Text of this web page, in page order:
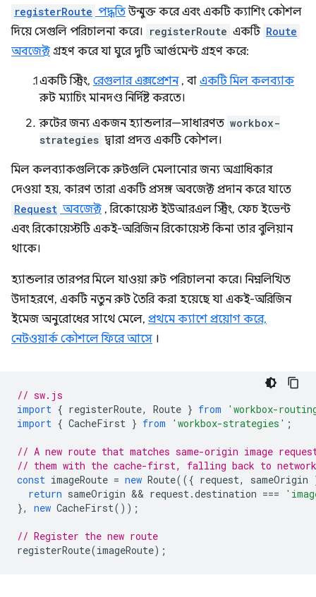
registerRoute পদ্ধতিউন্মুক্ত করে এবং একটি ক্যাশিং কৌশল
দিয়ে সেগুলি পরিচালনা করে। registerRoute একটি Route
অবজেক্ট গ্রহণ করে যা ঘুরে দুটি আর্গুমেন্ট গ্রহণ করে:
একটি স্ট্রিং, রেগুলার এক্সপ্রেশন, বা একটি মিল কলব্যাক
রুট ম্যাচিং মানদণ্ড নির্দিষ্ট করতে।
রুটের জন্য একজন হ্যান্ডলার—সাধারণত workbox-
strategies দ্বারা প্রদত্ত একটি কৌশল।
মিল কলব্যাকগুলিকে রুটগুলি মেলানোর জন্য অগ্রাধিকার
দেওয়া হয়, কারণ তারা একটি প্রসঙ্গ অবজেক্ট প্রদান করে যাতে
Request অবজেক্ট , রিকোয়েস্ট ইউআরএল স্ট্রিং, ফেচ ইভেন্ট
এবং রিকোয়েস্টটি একই-অরিজিন রিকোয়েস্ট কিনা তার বুলিয়ান
থাকে।
হ্যান্ডলার তারপর মিলে যাওয়া রুট পরিচালনা করে। নিম্নলিখিত
উদাহরণে, একটি নতুন রুট তৈরি করা হয়েছে যা একই-অরিজিন
ইমেজ অনুরোধের সাথে মেলে, প্রথমে ক্যাশে প্রয়োগ করে,
নেটওয়ার্ক কৌশলে ফিরে আসে ।
// sw.js
import { registerRoute, Route } from
'workbox-
import { CacheFirst } from 'workbox-strategies' ;
// A new route that matches same-origin image
// them with the cache-first, falling back to
const imageRoute = new Route(({ request, sameOrigin
return sameOrigin && request.destination ===
},
new CacheFirst());
// Register the new route
registerRoute(imageRoute);